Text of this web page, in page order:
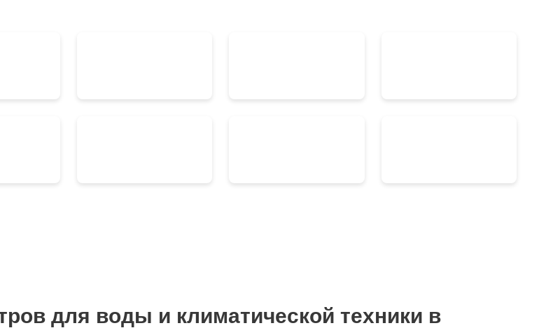
для воды и климатической техники в